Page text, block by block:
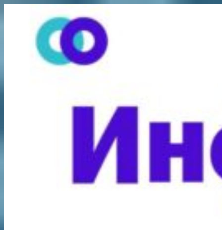
содержимому